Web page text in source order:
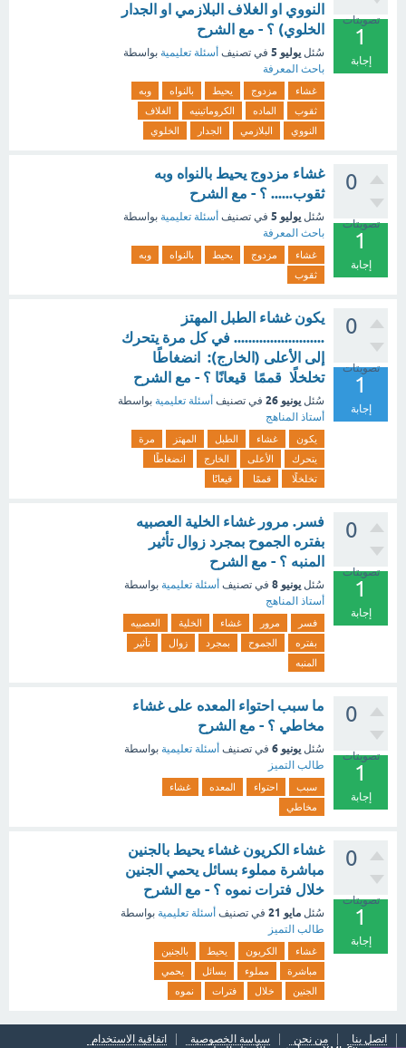
تصويتات
1
إجابة
النووي او الغلاف البلازمي او الجدار
الخلوي) ؟ - مع الشرح
سُئل يوليو 5 في تصنيف أسئلة تعليمية بواسطة
باحث المعرفة
غشاء مزدوج يحيط بالنواه
وبه
ثقوب
الماده الكروماتينيه
الغلاف
النووي
البلازمي الجدار الخلوي
0
تصويتات
1
إجابة
غشاء مزدوج يحيط بالنواه وبه
ثقوب...... ؟ - مع الشرح
سُئل يوليو 5 في تصنيف أسئلة تعليمية بواسطة
باحث المعرفة
غشاء مزدوج يحيط بالنواه
وبه
ثقوب
0
تصويتات
1
إجابة
يكون غشاء الطبل المهتز
......................... في كل مرة يتحرك
إلى الأعلى (الخارج): انضغاطًا
تخلخلًا قممًا قيعانًا ؟ - مع الشرح
سُئل يونيو 26 في تصنيف أسئلة تعليمية بواسطة
أستاذ المناهج
يكون غشاء الطبل المهتز
مرة
يتحرك
الأعلى الخارج
انضغاطًا
تخلخلًا
قممًا قيعانًا
0
تصويتات
1
إجابة
فسر. مرور غشاء الخلية العصبيه
بفتره الجموح بمجرد زوال تأثير
المنبه ؟ - مع الشرح
سُئل يونيو 8 في تصنيف أسئلة تعليمية بواسطة
أستاذ المناهج
فسر مرور غشاء الخلية
العصبيه
بفتره
الجموح بمجرد زوال
تأثير
المنبه
0
تصويتات
1
إجابة
ما سبب احتواء المعده على غشاء
مخاطي ؟ - مع الشرح
سُئل يونيو 6 في تصنيف أسئلة تعليمية بواسطة
طالب التميز
سبب احتواء المعده
غشاء
مخاطي
0
تصويتات
1
إجابة
غشاء الكريون غشاء يحيط بالجنين
مباشرة مملوء بسائل يحمي الجنين
خلال فترات نموه ؟ - مع الشرح
سُئل مايو 21 في تصنيف أسئلة تعليمية بواسطة
طالب التميز
غشاء الكريون يحيط
بالجنين
مباشرة
مملوء بسائل
يحمي
الجنين
خلال فترات نموه
اتصل بنا من نحن سياسة الخصوصية
اتفاقية الاستخدام